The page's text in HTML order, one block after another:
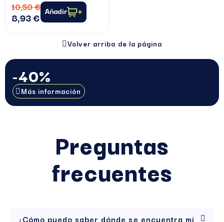
10,50 €
8,93 € Añadir
Volver arriba de la página
-40%
Más información
Preguntas
frecuentes
¿Cómo puedo saber dónde se encuentra mi